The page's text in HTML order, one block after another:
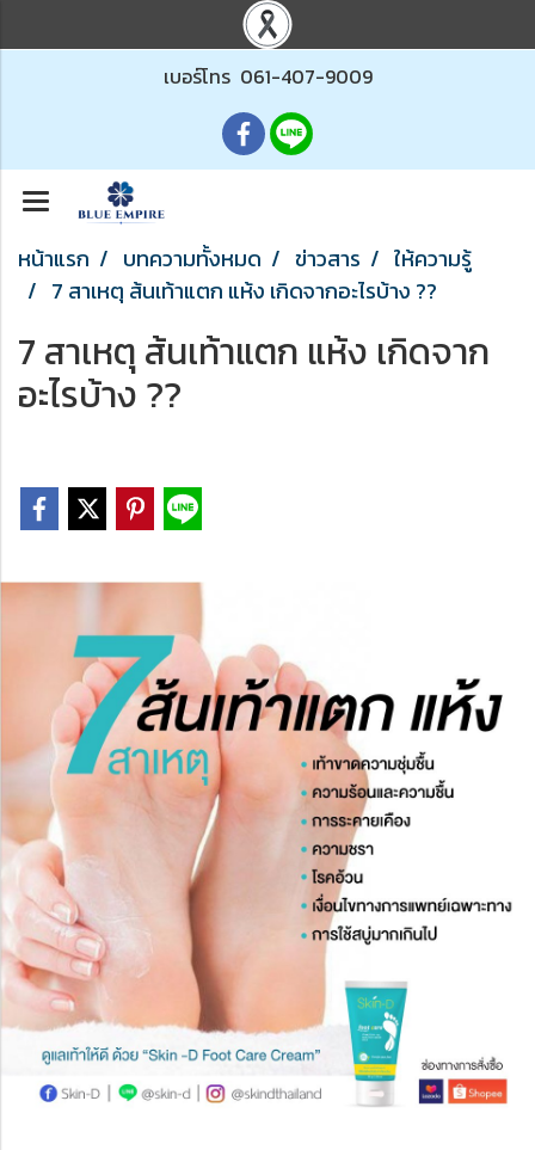
เบอร์โทร 061-407-9009
หน้าแรก บทความทั้งหมด ข่าวสาร
ให้ความรู้
7 สาเหตุ ส้นเท้าแตก แห้ง เกิดจากอะไรบ้าง ??
7 สาเหตุ ส้นเท้าแตก แห้ง เกิดจาก
อะไรบ้าง ??